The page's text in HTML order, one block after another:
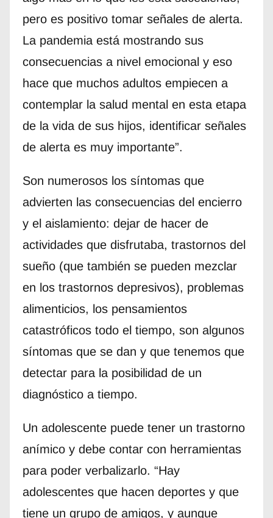
pero es positivo tomar señales de alerta.
La pandemia está mostrando sus
consecuencias a nivel emocional y eso
hace que muchos adultos empiecen a
contemplar la salud mental en esta etapa
de la vida de sus hijos, identificar señales
de alerta es muy importante”.
Son numerosos los síntomas que
advierten las consecuencias del encierro
y el aislamiento: dejar de hacer de
actividades que disfrutaba, trastornos del
sueño (que también se pueden mezclar
en los trastornos depresivos), problemas
alimenticios, los pensamientos
catastróficos todo el tiempo, son algunos
síntomas que se dan y que tenemos que
detectar para la posibilidad de un
diagnóstico a tiempo.
Un adolescente puede tener un trastorno
anímico y debe contar con herramientas
para poder verbalizarlo. “Hay
adolescentes que hacen deportes y que
tiene un grupo de amigos, y aunque